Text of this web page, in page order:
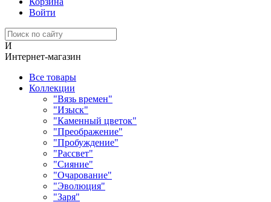
Войти
И
Интернет-магазин
Все товары
Коллекции
"Вязь времен"
"Изыск"
"Каменный цветок"
"Преображение"
"Пробуждение"
"Рассвет"
"Сияние"
"Очарование"
"Эволюция"
"Заря"